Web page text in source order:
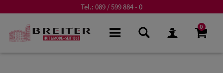
Tel.: 089 / 599 884 - 0
0